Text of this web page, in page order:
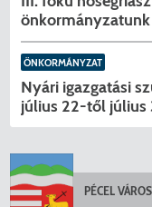
önkormányzatunk
ÖNKORMÁNYZAT
Nyári igazgatási
július 22-től július
PÉCEL